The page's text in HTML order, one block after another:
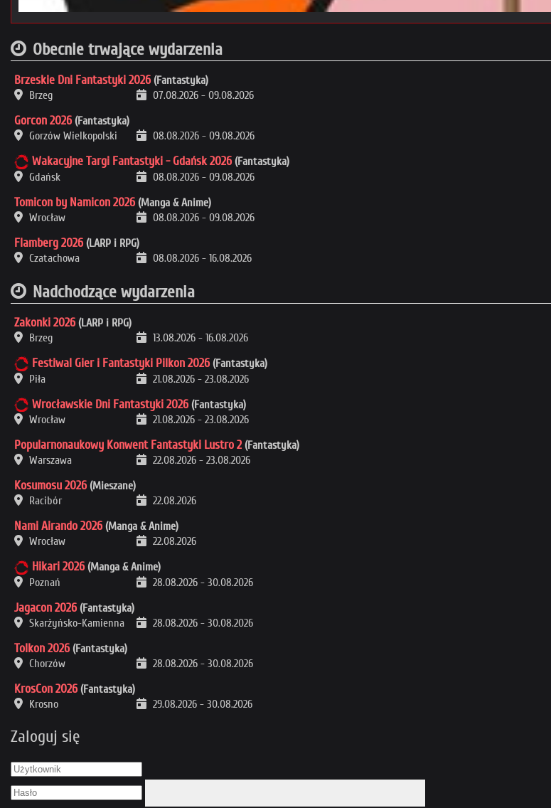
Obecnie trwające wydarzenia
Brzeskie Dni Fantastyki 2026 (Fantastyka)
Brzeg
07.08.2026 - 09.08.2026
Gorcon 2026 (Fantastyka)
Gorzów Wielkopolski
08.08.2026 - 09.08.2026
Wakacyjne Targi Fantastyki - Gdańsk 2026 (Fantastyka)
Gdańsk
08.08.2026 - 09.08.2026
Tomicon by Namicon 2026 (Manga & Anime)
Wrocław
08.08.2026 - 09.08.2026
Flamberg 2026 (LARP i RPG)
Czatachowa
08.08.2026 - 16.08.2026
Nadchodzące wydarzenia
Zakonki 2026 (LARP i RPG)
Brzeg
13.08.2026 - 16.08.2026
Festiwal Gier i Fantastyki Pilkon 2026 (Fantastyka)
Piła
21.08.2026 - 23.08.2026
Wrocławskie Dni Fantastyki 2026 (Fantastyka)
Wrocław
21.08.2026 - 23.08.2026
Popularnonaukowy Konwent Fantastyki Lustro 2 (Fantastyka)
Warszawa
22.08.2026 - 23.08.2026
Kosumosu 2026 (Mieszane)
Racibór
22.08.2026
Nami Airando 2026 (Manga & Anime)
Wrocław
22.08.2026
Hikari 2026 (Manga & Anime)
Poznań
28.08.2026 - 30.08.2026
Jagacon 2026 (Fantastyka)
Skarżyńsko-Kamienna
28.08.2026 - 30.08.2026
Tolkon 2026 (Fantastyka)
Chorzów
28.08.2026 - 30.08.2026
KrosCon 2026 (Fantastyka)
Krosno
29.08.2026 - 30.08.2026
Zaloguj się